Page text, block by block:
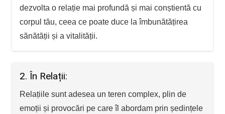
dezvolta o relație mai profundă și mai conștientă cu
corpul tău, ceea ce poate duce la îmbunătățirea
sănătății și a vitalității.
2. În Relații:
Relațiile sunt adesea un teren complex, plin de
emoții și provocări pe care îl abordam prin ședințele